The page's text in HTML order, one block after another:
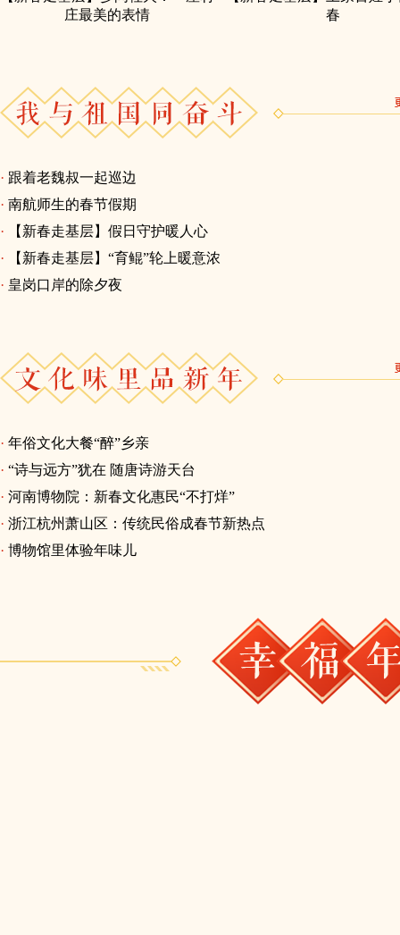
庄最美的表情
春
· 跟着老魏叔一起巡边
· 南航师生的春节假期
·
【新春走基层】假日守护暖人心
·
【新春走基层】“育鲲”轮上暖意浓
· 皇岗口岸的除夕夜
· 年俗文化大餐“醉”乡亲
· “诗与远方”犹在 随唐诗游天台
· 河南博物院：新春文化惠民“不打烊”
· 浙江杭州萧山区：传统民俗成春节新热点
· 博物馆里体验年味儿